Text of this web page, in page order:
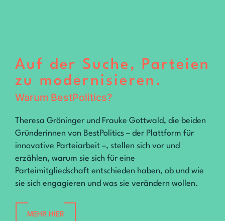
Auf der Suche, Parteien
zu modernisieren.
Warum BestPolitics?
Theresa Gröninger und Frauke Gottwald, die beiden
Gründerinnen von BestPolitics – der Plattform für
innovative Parteiarbeit –, stellen sich vor und
erzählen, warum sie sich für eine
Parteimitgliedschaft entschieden haben, ob und wie
sie sich engagieren und was sie verändern wollen.
MEHR HIER